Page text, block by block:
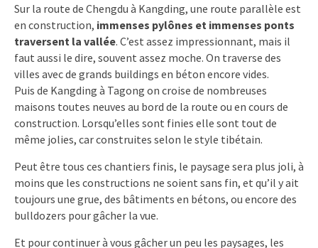
Sur la route de Chengdu à Kangding, une route parallèle est
en construction, immenses pylônes et immenses ponts
traversent la vallée. C’est assez impressionnant, mais il
faut aussi le dire, souvent assez moche. On traverse des
villes avec de grands buildings en béton encore vides.
Puis de Kangding à Tagong on croise de nombreuses
maisons toutes neuves au bord de la route ou en cours de
construction. Lorsqu’elles sont finies elle sont tout de
même jolies, car construites selon le style tibétain.
Peut être tous ces chantiers finis, le paysage sera plus joli, à
moins que les constructions ne soient sans fin, et qu’il y ait
toujours une grue, des bâtiments en bétons, ou encore des
bulldozers pour gâcher la vue.
Et pour continuer à vous gâcher un peu les paysages, les